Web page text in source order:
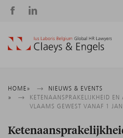
Social
Kruimelpad
HOME
NIEUWS & EVENTS
KETENAANSPRAKELIJKHEID
VLAAMS GEWEST VANAF 1